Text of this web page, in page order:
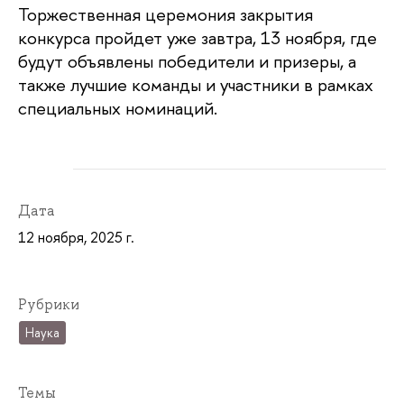
Торжественная церемония закрытия
конкурса пройдет уже завтра, 13 ноября, где
будут объявлены победители и призеры, а
также лучшие команды и участники в рамках
специальных номинаций.
Дата
12 ноября, 2025 г.
Рубрики
Наука
Темы